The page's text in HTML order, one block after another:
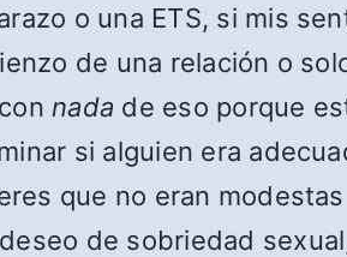
o una ETS, si mis
de una relación o
nada de eso porque
si alguien era
que no eran
de sobriedad